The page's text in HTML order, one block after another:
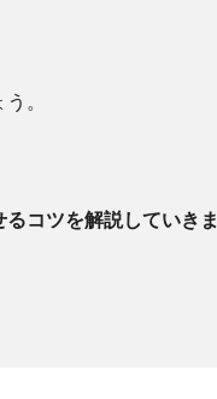
。
コツを解説していきま